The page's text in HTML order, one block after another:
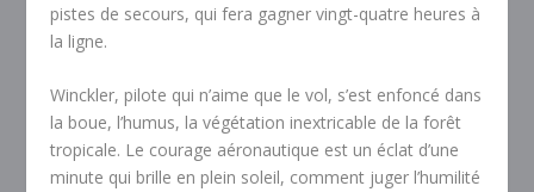
pistes de secours, qui fera gagner vingt-quatre heures à
la ligne.
Winckler, pilote qui n’aime que le vol, s’est enfoncé dans
la boue, l’humus, la végétation inextricable de la forêt
tropicale. Le courage aéronautique est un éclat d’une
minute qui brille en plein soleil, comment juger l’humilité